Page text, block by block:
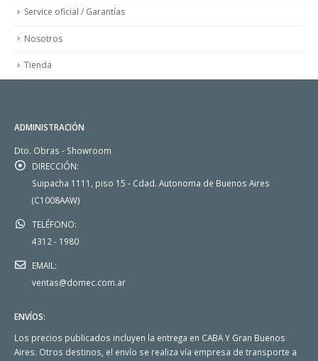
Service oficial / Garantías
Nosotros
Tienda
ADMINISTRACIÓN
Dto. Obras - Showroom
DIRECCIÓN:
Suipacha 1111, piso 15 - Cdad. Autonoma de Buenos Aires
(C1008AAW)
TELÉFONO:
4312 - 1980
EMAIL:
ventas@domec.com.ar
ENVÍOS:
Los precios publicados incluyen la entrega en CABA Y Gran Buenos
Aires. Otros destinos, el envío se realiza vía empresa de transporte a